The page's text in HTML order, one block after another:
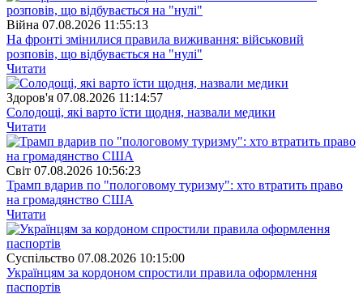
Війна 07.08.2026 11:55:13
На фронті змінилися правила виживання: військовий
розповів, що відбувається на "нулі"
Читати
Здоров'я 07.08.2026 11:14:57
Солодощі, які варто їсти щодня, назвали медики
Читати
Свiт 07.08.2026 10:56:23
Трамп вдарив по "пологовому туризму": хто втратить право
на громадянство США
Читати
Суспiльство 07.08.2026 10:15:00
Українцям за кордоном спростили правила оформлення
паспортів